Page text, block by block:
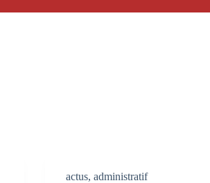
actus, administratif